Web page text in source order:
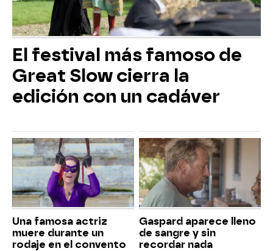
El festival más famoso de
Great Slow cierra la
edición con un cadáver
Una famosa actriz
muere durante un
rodaje en el convento
Gaspard aparece lleno
de sangre y sin
recordar nada